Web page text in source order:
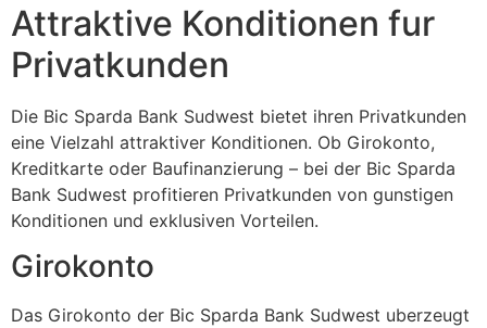
Attraktive Konditionen fur
Privatkunden
Die Bic Sparda Bank Sudwest bietet ihren Privatkunden
eine Vielzahl attraktiver Konditionen. Ob Girokonto,
Kreditkarte oder Baufinanzierung – bei der Bic Sparda
Bank Sudwest profitieren Privatkunden von gunstigen
Konditionen und exklusiven Vorteilen.
Girokonto
Das Girokonto der Bic Sparda Bank Sudwest uberzeugt